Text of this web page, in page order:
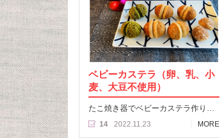
ベビーカステラ（卵、乳、小
麦、大豆不使用）
たこ焼き器でベビーカステラ作り…
14 2022.11.23 MORE